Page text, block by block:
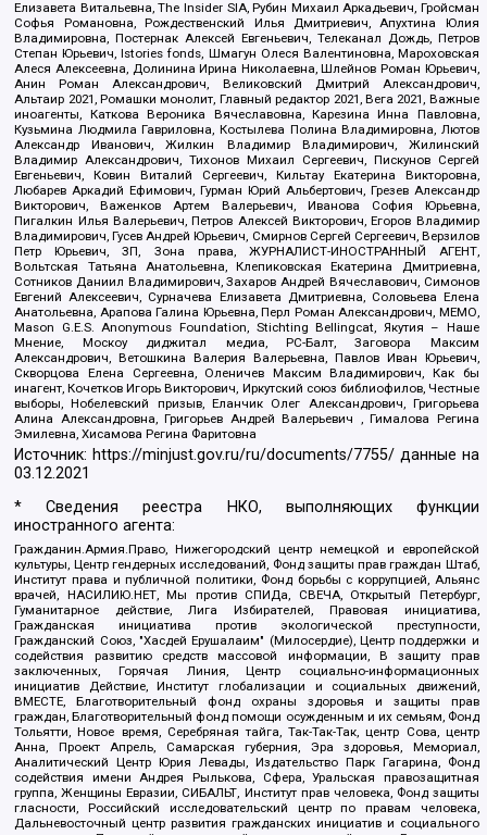
Елизавета Витальевна, The Insider SIA, Рубин Михаил Аркадьевич, Гройсман
Софья Романовна, Рождественский Илья Дмитриевич, Апухтина Юлия
Владимировна, Постернак Алексей Евгеньевич, Телеканал Дождь, Петров
Степан Юрьевич, Istories fonds, Шмагун Олеся Валентиновна, Мароховская
Алеся Алексеевна, Долинина Ирина Николаевна, Шлейнов Роман Юрьевич,
Анин Роман Александрович, Великовский Дмитрий Александрович,
Альтаир 2021, Ромашки монолит, Главный редактор 2021, Вега 2021, Важные
иноагенты, Каткова Вероника Вячеславовна, Карезина Инна Павловна,
Кузьмина Людмила Гавриловна, Костылева Полина Владимировна, Лютов
Александр Иванович, Жилкин Владимир Владимирович, Жилинский
Владимир Александрович, Тихонов Михаил Сергеевич, Пискунов Сергей
Евгеньевич, Ковин Виталий Сергеевич, Кильтау Екатерина Викторовна,
Любарев Аркадий Ефимович, Гурман Юрий Альбертович, Грезев Александр
Викторович, Важенков Артем Валерьевич, Иванова София Юрьевна,
Пигалкин Илья Валерьевич, Петров Алексей Викторович, Егоров Владимир
Владимирович, Гусев Андрей Юрьевич, Смирнов Сергей Сергеевич, Верзилов
Петр Юрьевич, ЗП, Зона права, ЖУРНАЛИСТ-ИНОСТРАННЫЙ АГЕНТ,
Вольтская Татьяна Анатольевна, Клепиковская Екатерина Дмитриевна,
Сотников Даниил Владимирович, Захаров Андрей Вячеславович, Симонов
Евгений Алексеевич, Сурначева Елизавета Дмитриевна, Соловьева Елена
Анатольевна, Арапова Галина Юрьевна, Перл Роман Александрович, МЕМО,
Mason G.E.S. Anonymous Foundation, Stichting Bellingcat, Якутия – Наше
Мнение, Москоу диджитал медиа, РС-Балт, Заговора Максим
Александрович, Ветошкина Валерия Валерьевна, Павлов Иван Юрьевич,
Скворцова Елена Сергеевна, Оленичев Максим Владимирович, Как бы
инагент, Кочетков Игорь Викторович, Иркутский союз библиофилов, Честные
выборы, Нобелевский призыв, Еланчик Олег Александрович, Григорьева
Алина Александровна, Григорьев Андрей Валерьевич , Гималова Регина
Эмилевна, Хисамова Регина Фаритовна
Источник: https://minjust.gov.ru/ru/documents/7755/ данные на
03.12.2021
* Сведения реестра НКО, выполняющих функции
иностранного агента:
Гражданин.Армия.Право, Нижегородский центр немецкой и европейской
культуры, Центр гендерных исследований, Фонд защиты прав граждан Штаб,
Институт права и публичной политики, Фонд борьбы с коррупцией, Альянс
врачей, НАСИЛИЮ.НЕТ, Мы против СПИДа, СВЕЧА, Открытый Петербург,
Гуманитарное действие, Лига Избирателей, Правовая инициатива,
Гражданская инициатива против экологической преступности,
Гражданский Союз, "Хасдей Ерушалаим" (Милосердие), Центр поддержки и
содействия развитию средств массовой информации, В защиту прав
заключенных, Горячая Линия, Центр социально-информационных
инициатив Действие, Институт глобализации и социальных движений,
ВМЕСТЕ, Благотворительный фонд охраны здоровья и защиты прав
граждан, Благотворительный фонд помощи осужденным и их семьям, Фонд
Тольятти, Новое время, Серебряная тайга, Так-Так-Так, центр Сова, центр
Анна, Проект Апрель, Самарская губерния, Эра здоровья, Мемориал,
Аналитический Центр Юрия Левады, Издательство Парк Гагарина, Фонд
содействия имени Андрея Рылькова, Сфера, Уральская правозащитная
группа, Женщины Евразии, СИБАЛЬТ, Институт прав человека, Фонд защиты
гласности, Российский исследовательский центр по правам человека,
Дальневосточный центр развития гражданских инициатив и социального